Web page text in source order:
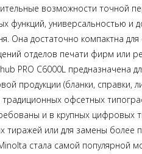
возможности точной
функций, универсальностью и
Она достаточно компактна
отделов печати фирм или
PRO C6000L предназначена
продукции (бланки, справки,
традиционных офсетных
и в крупных цифровых
тиражей или для замены более
стала самой популярной